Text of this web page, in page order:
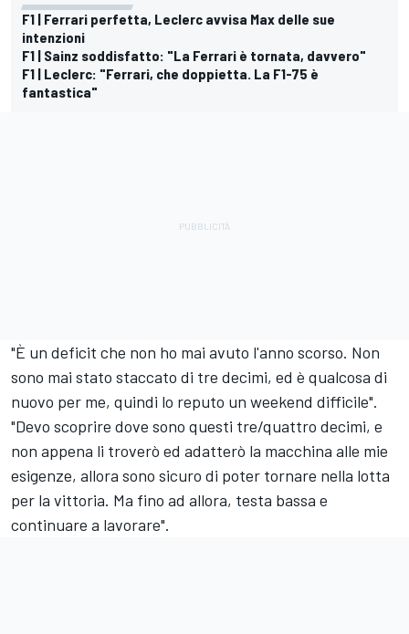
F1 | Ferrari perfetta, Leclerc avvisa Max delle sue
intenzioni
F1 | Sainz soddisfatto: "La Ferrari è tornata, davvero"
F1 | Leclerc: "Ferrari, che doppietta. La F1-75 è
fantastica"
"È un deficit che non ho mai avuto l'anno scorso. Non
sono mai stato staccato di tre decimi, ed è qualcosa di
nuovo per me, quindi lo reputo un weekend difficile".
"Devo scoprire dove sono questi tre/quattro decimi, e
non appena li troverò ed adatterò la macchina alle mie
esigenze, allora sono sicuro di poter tornare nella lotta
per la vittoria. Ma fino ad allora, testa bassa e
continuare a lavorare".